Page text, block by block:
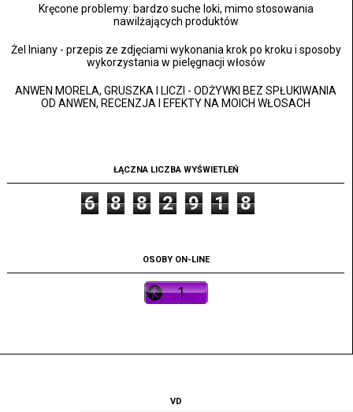
Kręcone problemy: bardzo suche loki, mimo stosowania
nawilżających produktów
Żel lniany - przepis ze zdjęciami wykonania krok po kroku i sposoby
wykorzystania w pielęgnacji włosów
ANWEN MORELA, GRUSZKA I LICZI - ODŻYWKI BEZ SPŁUKIWANIA
OD ANWEN, RECENZJA I EFEKTY NA MOICH WŁOSACH
ŁĄCZNA LICZBA WYŚWIETLEŃ
6 8 8 2 9 1 8
OSOBY ON-LINE
VD